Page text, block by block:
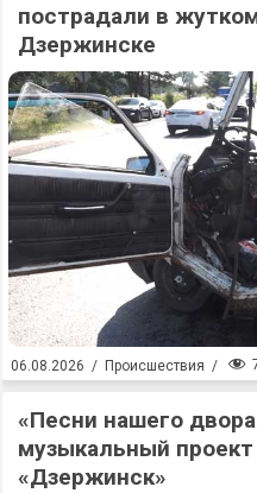
пострадали в
Дзержинске
06.08.2026 / Происшествия /
«Песни нашего
музыкальный
«Дзержинск»